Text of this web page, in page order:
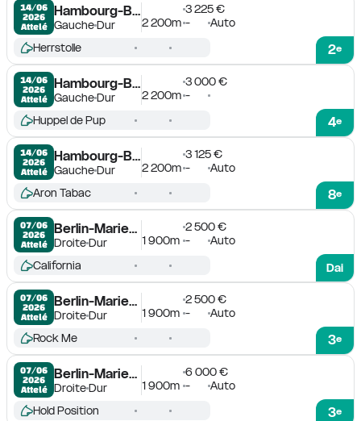
14/06
2026
Attelé
Hambourg-Bahrenfeld
GaucheDur
3 225 €
2 200m - Auto
2e
Herrstolle
14/06
2026
Attelé
Hambourg-Bahrenfeld
GaucheDur
3 000 €
2 200m -
4e
Huppel de Pup
14/06
2026
Attelé
Hambourg-Bahrenfeld
GaucheDur
3 125 €
2 200m - Auto
8e
Aron Tabac
07/06
2026
Attelé
Berlin-Mariendorf
DroiteDur
2 500 €
1 900m -
Auto
Dai
California
07/06
2026
Attelé
Berlin-Mariendorf
DroiteDur
2 500 €
1 900m - Auto
3e
Rock Me
07/06
2026
Attelé
Berlin-Mariendorf
DroiteDur
6 000 €
1 900m - Auto
3e
Hold Position